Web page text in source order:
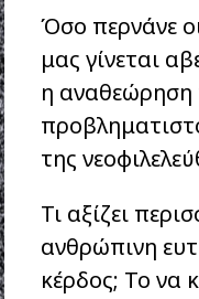
Όσο περνάνε
μας γίνεται
η αναθεώρηση
της
Τι αξίζει
ανθρώπινη
κέρδος; Το να